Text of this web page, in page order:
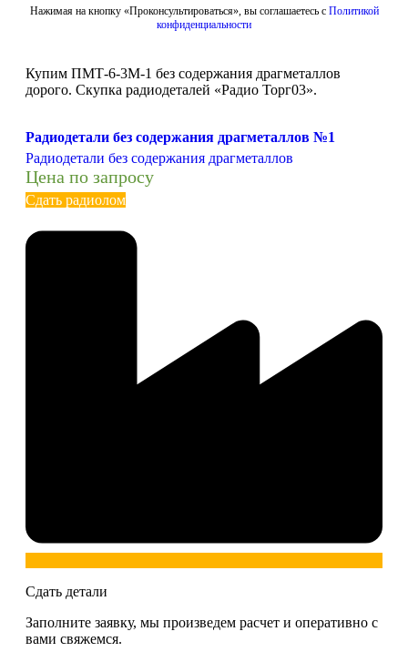
Нажимая на кнопку «Проконсультироваться», вы соглашаетесь с Политикой
конфиденциальности
Купим ПМТ-6-3М-1 без содержания драгметаллов
дорого. Скупка радиодеталей «Радио Торг03».
Радиодетали без содержания драгметаллов №1
Радиодетали без содержания драгметаллов
Цена по запросу
Сдать радиолом
Сдать детали
Заполните заявку, мы произведем расчет и оперативно с
вами свяжемся.